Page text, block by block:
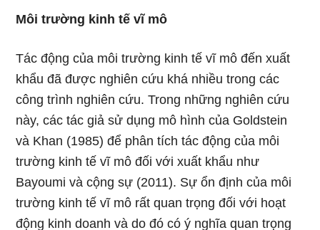
Môi trường kinh tế vĩ mô
Tác động của môi trường kinh tế vĩ mô đến xuất
khẩu đã được nghiên cứu khá nhiều trong các
công trình nghiên cứu. Trong những nghiên cứu
này, các tác giả sử dụng mô hình của Goldstein
và Khan (1985) để phân tích tác động của môi
trường kinh tế vĩ mô đối với xuất khẩu như
Bayoumi và cộng sự (2011). Sự ổn định của môi
trường kinh tế vĩ mô rất quan trọng đối với hoạt
động kinh doanh và do đó có ý nghĩa quan trọng